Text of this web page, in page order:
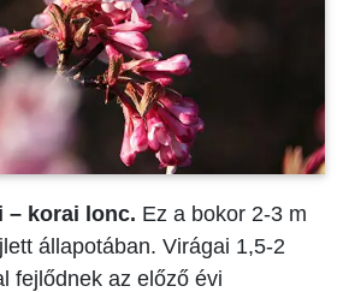
– korai lonc. Ez a bokor 2-3 m
állapotában. Virágai 1,5-2
fejlődnek az előző évi